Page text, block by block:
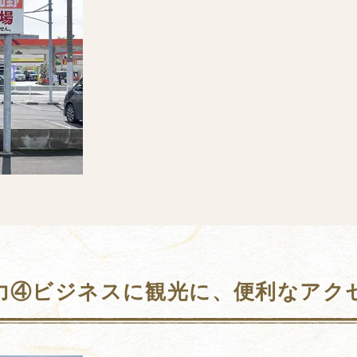
④ビジネスに観光に、便利なアク